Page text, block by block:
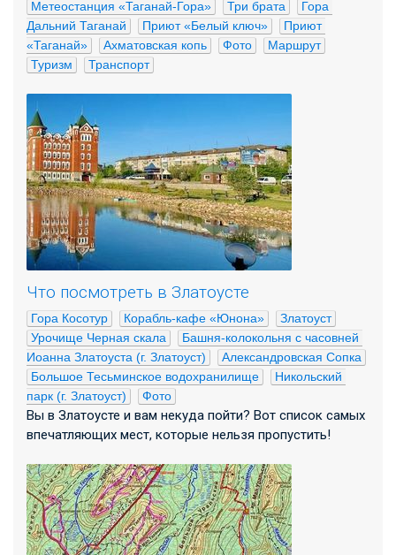
Метеостанция «Таганай-Гора»
Три брата
Гора
Дальний Таганай
Приют «Белый ключ»
Приют
«Таганай»
Ахматовская копь Фото
Маршрут
Туризм
Транспорт
Что посмотреть в Златоусте
Гора Косотур Корабль-кафе «Юнона»
Златоуст
Урочище Черная скала
Башня-колокольня с часовней
Иоанна Златоуста (г. Златоуст)
Александровская Сопка
Большое Тесьминское водохранилище
Никольский
парк (г. Златоуст)
Фото
Вы в Златоусте и вам некуда пойти? Вот список самых
впечатляющих мест, которые нельзя пропустить!